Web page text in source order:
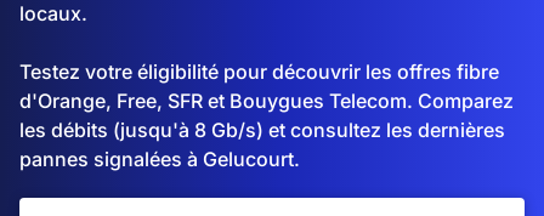
locaux.
Testez votre éligibilité pour découvrir les offres fibre
d'Orange, Free, SFR et Bouygues Telecom. Comparez
les débits (jusqu'à 8 Gb/s) et consultez les dernières
pannes signalées à Gelucourt.